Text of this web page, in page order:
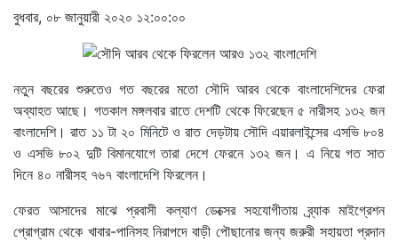
বুধবার, ০৮ জানুয়ারী ২০২০ ১২:০০:০০
নতুন বছরের শুরুতেও গত বছরের মতো সৌদি আরব থেকে বাংলাদেশিদের ফেরা
অব্যাহত আছে। গতকাল মঙ্গলবার রাতে দেশটি থেকে ফিরেছেন ৫ নারীসহ ১৩২ জন
বাংলাদেশি। রাত ১১ টা ২০ মিনিটে ও রাত দেড়টায় সৌদি এয়ারলাইন্সের এসভি ৮০৪
ও এসভি ৮০২ দুটি বিমানযোগে তারা দেশে ফেরনে ১৩২ জন। এ নিয়ে গত সাত
দিনে ৪০ নারীসহ ৭৬৭ বাংলাদেশি ফিরলেন।
ফেরত আসাদের মাঝে প্রবাসী কল্যাণ ডেক্সের সহযোগীতায় ব্র্যাক মাইগ্রেশন
প্রোগ্রাম থেকে খাবার-পানিসহ নিরাপদে বাড়ী পৌছানোর জন্য জরুরী সহায়তা প্রদান